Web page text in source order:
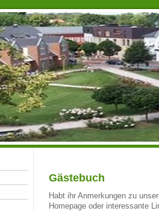
Gästebuch
Habt ihr Anmerkungen zu
Homepage oder interessante